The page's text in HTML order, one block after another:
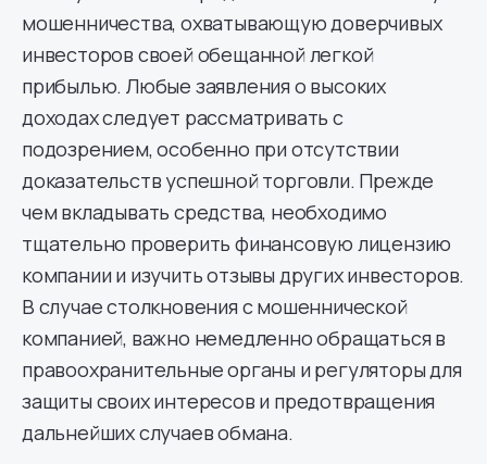
мошенничества, охватывающую доверчивых
инвесторов своей обещанной легкой
прибылью. Любые заявления о высоких
доходах следует рассматривать с
подозрением, особенно при отсутствии
доказательств успешной торговли. Прежде
чем вкладывать средства, необходимо
тщательно проверить финансовую лицензию
компании и изучить отзывы других инвесторов.
В случае столкновения с мошеннической
компанией, важно немедленно обращаться в
правоохранительные органы и регуляторы для
защиты своих интересов и предотвращения
дальнейших случаев обмана.